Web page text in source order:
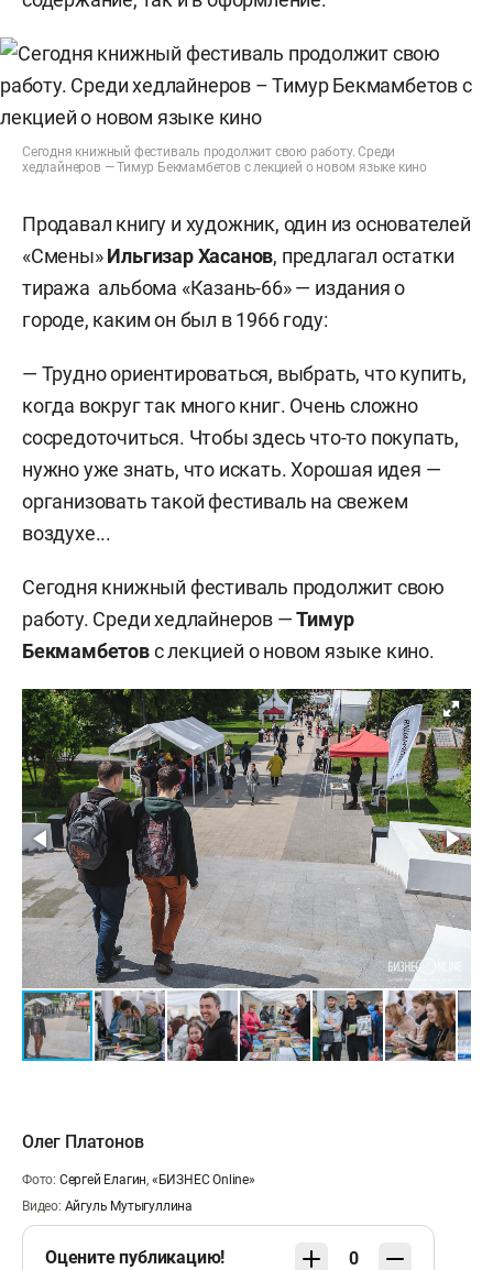
Сегодня книжный фестиваль продолжит свою работу. Среди
хедлайнеров — Тимур Бекмамбетов с лекцией о новом языке кино
Продавал книгу и художник, один из основателей
«Смены»Ильгизар Хасанов, предлагал остатки
тиража альбома «Казань-66» — издания о
городе, каким он был в 1966 году:
— Трудно ориентироваться, выбрать, что купить,
когда вокруг так много книг. Очень сложно
сосредоточиться. Чтобы здесь что-то покупать,
нужно уже знать, что искать. Хорошая идея —
организовать такой фестиваль на свежем
воздухе...
Сегодня книжный фестиваль продолжит свою
работу. Среди хедлайнеров —Тимур
Бекмамбетовс лекцией о новом языке кино.
Олег Платонов
Фото: Сергей Елагин, «БИЗНЕС Online»
Видео: Айгуль Мутыгуллина
Оцените публикацию! 0